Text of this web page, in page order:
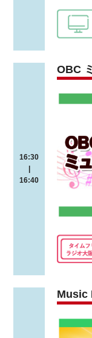
16:30
16:40
OBC
Music